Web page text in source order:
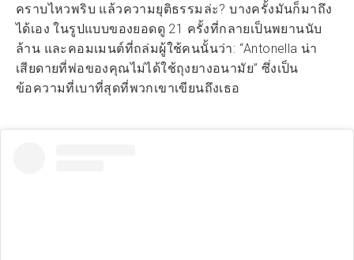
คราบไหวพริบ แล้วความยุติธรรมล่ะ? บางครั้งมันก็มาถึง
ได้เอง ในรูปแบบของยอดดู 21 ครั้งที่กลายเป็นพยานนับ
ล้าน และคอมเมนต์ที่ถล่มผู้ใช้คนนั้นว่า: “Antonella น่า
เสียดายที่พ่อของคุณไม่ได้ใช้ถุงยางอนามัย” ซึ่งเป็น
ข้อความที่เบาที่สุดที่พวกเขาเขียนถึงเธอ